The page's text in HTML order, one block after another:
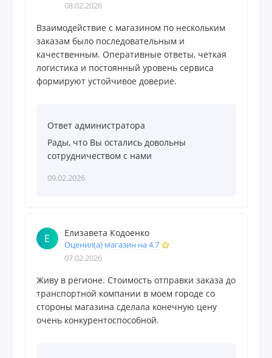
08.02.2026
Взаимодействие с магазином по нескольким
заказам было последовательным и
качественным. Оперативные ответы, четкая
логистика и постоянный уровень сервиса
формируют устойчивое доверие.
Ответ администратора
Рады, что Вы остались довольны
сотрудничеством с нами
09.02.2026
Е Елизавета Кодоенко
Оценил(а) магазин на 4.7
07.02.2026
Живу в регионе. Стоимость отправки заказа до
транспортной компании в моем городе со
стороны магазина сделала конечную цену
очень конкурентоспособной.